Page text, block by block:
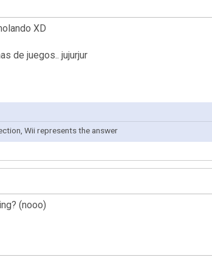
XD
de juegos.. jujurjur
Wii represents the answer
(nooo)